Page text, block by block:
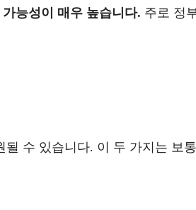
능성이 매우 높습니다. 주로 정
수 있습니다. 이 두 가지는 보통